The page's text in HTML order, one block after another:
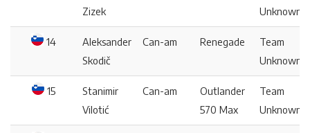
Zizek
Unknown
14
Aleksander
Skodič
Can-am Renegade
Team
Unknown
15
Stanimir
Vilotić
Can-am
Outlander
570 Max
Team
Unknown